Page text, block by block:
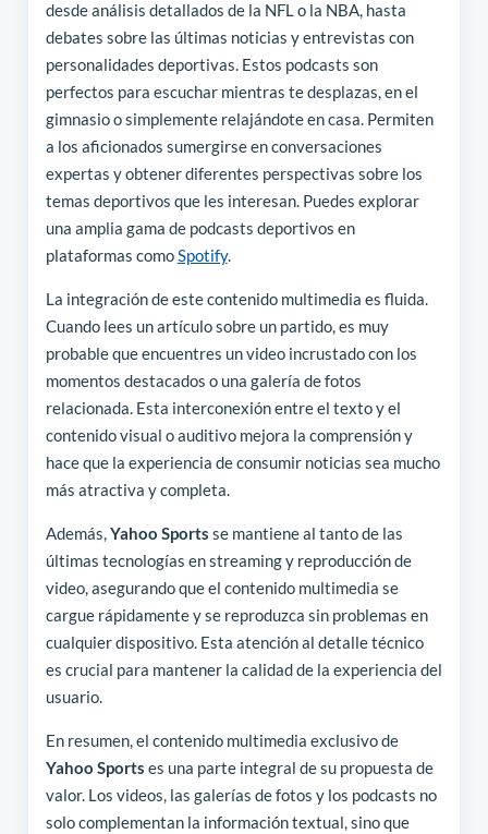
desde análisis detallados de la NFL o la NBA, hasta
debates sobre las últimas noticias y entrevistas con
personalidades deportivas. Estos podcasts son
perfectos para escuchar mientras te desplazas, en el
gimnasio o simplemente relajándote en casa. Permiten
a los aficionados sumergirse en conversaciones
expertas y obtener diferentes perspectivas sobre los
temas deportivos que les interesan. Puedes explorar
una amplia gama de podcasts deportivos en
plataformas comoSpotify.
La integración de este contenido multimedia es fluida.
Cuando lees un artículo sobre un partido, es muy
probable que encuentres un video incrustado con los
momentos destacados o una galería de fotos
relacionada. Esta interconexión entre el texto y el
contenido visual o auditivo mejora la comprensión y
hace que la experiencia de consumir noticias sea mucho
más atractiva y completa.
Además,Yahoo Sports se mantiene al tanto de las
últimas tecnologías en streaming y reproducción de
video, asegurando que el contenido multimedia se
cargue rápidamente y se reproduzca sin problemas en
cualquier dispositivo. Esta atención al detalle técnico
es crucial para mantener la calidad de la experiencia del
usuario.
En resumen, el contenido multimedia exclusivo de
Yahoo Sports es una parte integral de su propuesta de
valor. Los videos, las galerías de fotos y los podcasts no
solo complementan la información textual, sino que